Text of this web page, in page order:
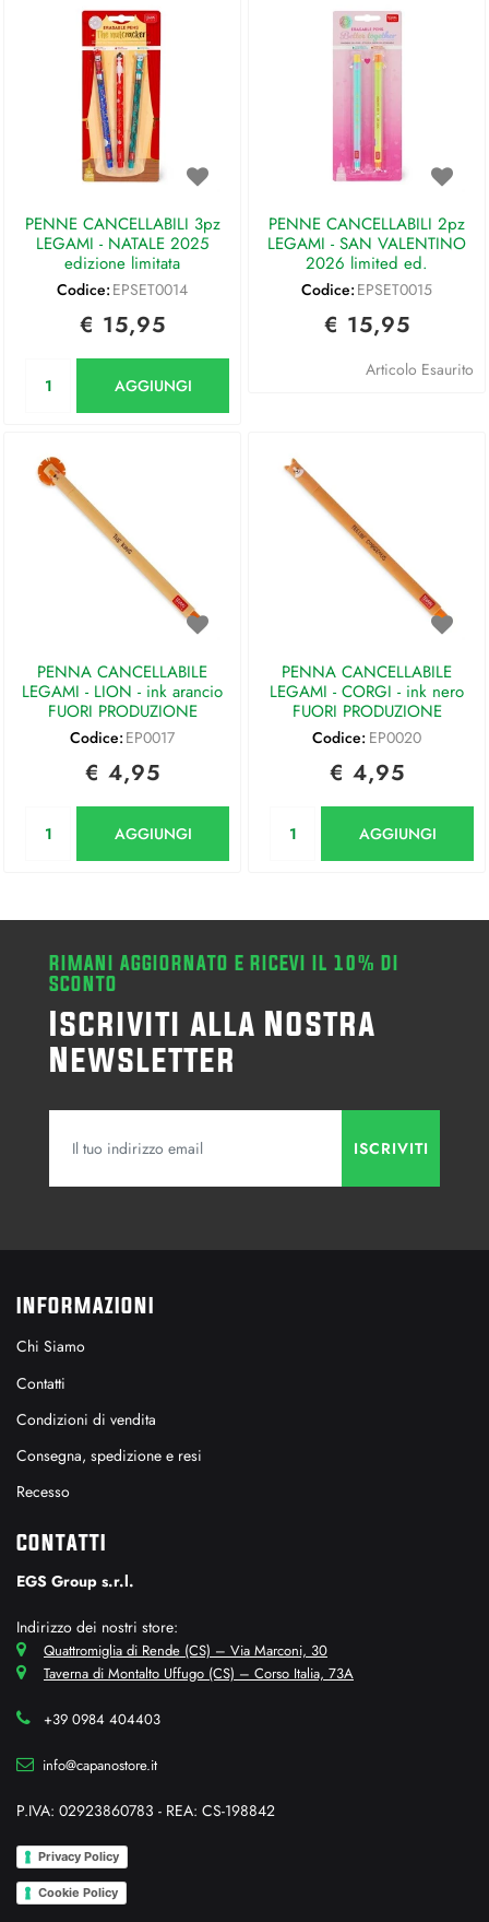
PENNE CANCELLABILI 3pz
LEGAMI - NATALE 2025
edizione limitata
Codice: EPSET0014
€ 15,95
AGGIUNGI
PENNE CANCELLABILI 2pz
LEGAMI - SAN VALENTINO
2026 limited ed.
Codice: EPSET0015
€ 15,95
Articolo Esaurito
PENNA CANCELLABILE
LEGAMI - LION - ink arancio
FUORI PRODUZIONE
Codice: EP0017
€ 4,95
AGGIUNGI
PENNA CANCELLABILE
LEGAMI - CORGI - ink nero
FUORI PRODUZIONE
Codice: EP0020
€ 4,95
AGGIUNGI
RIMANI AGGIORNATO E RICEVI IL 10% DI
SCONTO
Iscriviti alla Nostra
Newsletter
INFORMAZIONI
Chi Siamo
Contatti
Condizioni di vendita
Consegna, spedizione e resi
Recesso
CONTATTI
EGS Group s.r.l.
Indirizzo dei nostri store:
Quattromiglia di Rende (CS) – Via Marconi, 30
Taverna di Montalto Uffugo (CS) – Corso Italia, 73A
+39 0984 404403
info@capanostore.it
P.IVA: 02923860783 - REA: CS-198842
Privacy Policy
Cookie Policy